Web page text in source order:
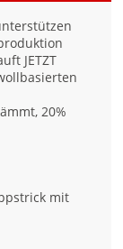
JETZT
20%
mit